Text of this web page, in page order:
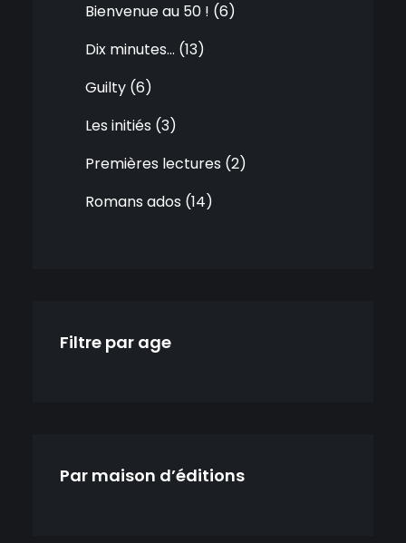
Bienvenue au 50 ! 6
Dix minutes… 13
Guilty 6
Les initiés 3
Premières lectures 2
Romans ados 14
Filtre par age
Par maison d’éditions